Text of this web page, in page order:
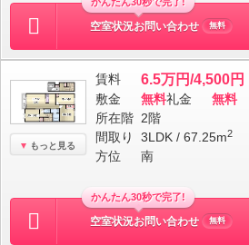
かんたん30秒で完了!
空室状況お問い合わせ 無料
もっと見る
賃料 6.5万円/4,500円
敷金 無料礼金
無料
所在階 2階
間取り
3LDK / 67.25m2
方位 南
かんたん30秒で完了!
空室状況お問い合わせ 無料